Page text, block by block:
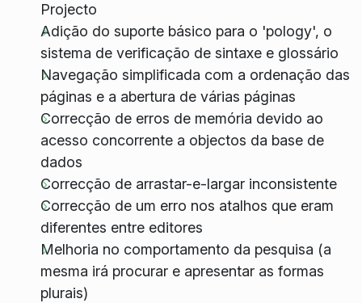
Projecto
Adição do suporte básico para o 'pology', o
sistema de verificação de sintaxe e glossário
Navegação simplificada com a ordenação das
páginas e a abertura de várias páginas
Correcção de erros de memória devido ao
acesso concorrente a objectos da base de
dados
Correcção de arrastar-e-largar inconsistente
Correcção de um erro nos atalhos que eram
diferentes entre editores
Melhoria no comportamento da pesquisa (a
mesma irá procurar e apresentar as formas
plurais)